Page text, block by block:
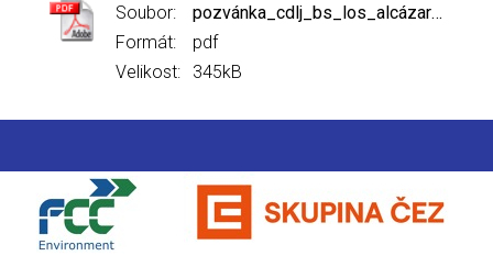
Soubor:
pozvánka_cdlj_bs_los_alcázares.pdf
Formát:
pdf
Velikost:
345kB